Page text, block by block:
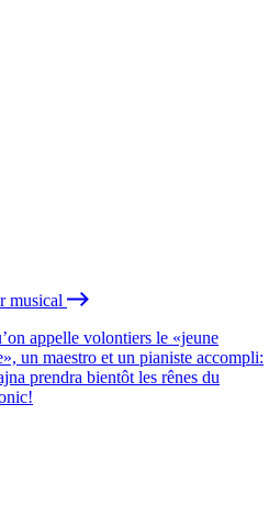
musical
appelle volontiers le «jeune
un maestro et un pianiste accompli:
prendra bientôt les rênes du